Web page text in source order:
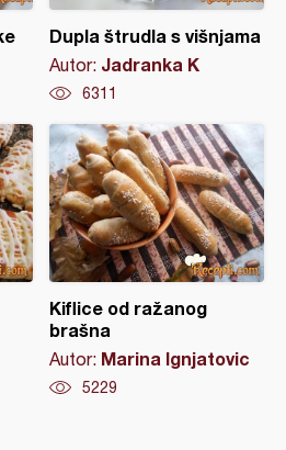
Dupla štrudla s višnjama
Autor: Jadranka K
6311
Kiflice od ražanog
brašna
Autor: Marina Ignjatovic
5229